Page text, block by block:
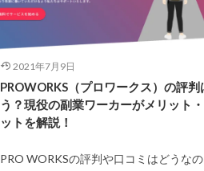
2021年7月9日
PROWORKS（プロワークス）の評判
う？現役の副業ワーカーがメリット
ットを解説！
PRO WORKSの評判や口コミはどうな